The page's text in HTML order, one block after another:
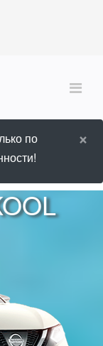
×
по